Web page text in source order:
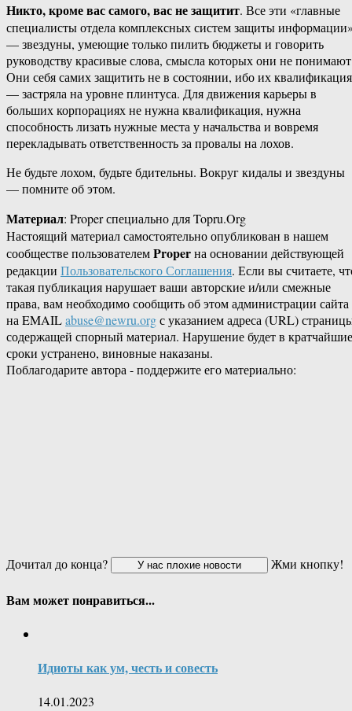
Никто, кроме вас самого, вас не защитит. Все эти «главные
специалисты отдела комплексных систем защиты
— звездуны, умеющие только пилить бюджеты и говорить
руководству красивые слова, смысла которых они не
Они себя самих защитить не в состоянии, ибо их квалификация
— застряла на уровне плинтуса. Для движения карьеры в
больших корпорациях не нужна квалификация, нужна
способность лизать нужные места у начальства и вовремя
перекладывать ответственность за провалы на лохов.
Не будьте лохом, будьте бдительны. Вокруг кидалы и звездуны
— помните об этом.
Материал: Proper специально для Topru.Org
Настоящий материал самостоятельно опубликован в нашем
сообществе пользователемProperна основании действующей
редакции Пользовательского Соглашения. Если вы считаете,
такая публикация нарушает ваши авторские и/или смежные
права, вам необходимо сообщить об этом администрации сайта
на EMAILabuse@newru.orgс указанием адреса (URL)
содержащей спорный материал. Нарушение будет в кратчайшие
сроки устранено, виновные наказаны.
Поблагодарите автора - поддержите его материально:
Дочитал до конца? Жми кнопку!
Вам может понравиться...
Идиоты как ум, честь и совесть
14.01.2023